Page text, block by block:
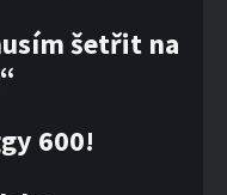
šetřit na
600!